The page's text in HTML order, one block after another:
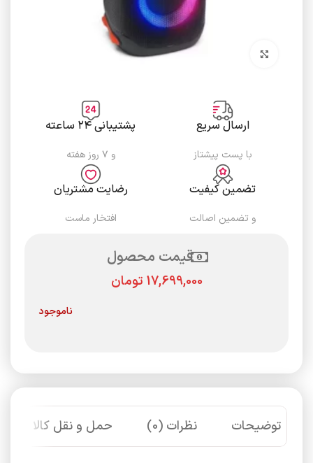
برای بزرگنمایی کلیک کنید
ارسال سریع
با پست پیشتاز
پشتیبانی ۲۴ ساعته
و ۷ روز هفته
تضمین کیفیت
و تضمین اصالت
رضایت مشتریان
افتخار ماست
قیمت محصول
تومان
ناموجود
توضیحات نظرات (0) حمل و نقل کالا